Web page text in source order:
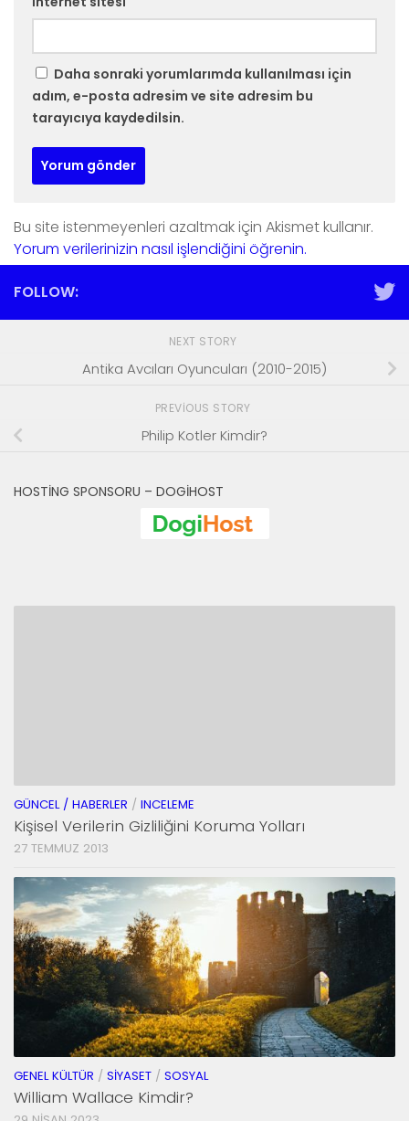
Daha sonraki yorumlarımda kullanılması için
adım, e-posta adresim ve site adresim bu
tarayıcıya kaydedilsin.
Bu site istenmeyenleri azaltmak için Akismet kullanır.
Yorum verilerinizin nasıl işlendiğini öğrenin.
FOLLOW:
NEXT STORY
Antika Avcıları Oyuncuları (2010-2015)
PREVIOUS STORY
Philip Kotler Kimdir?
HOSTING SPONSORU – DOGIHOST
GÜNCEL / HABERLER / INCELEME
Kişisel Verilerin Gizliliğini Koruma Yolları
27 TEMMUZ 2013
GENEL KÜLTÜR / SIYASET / SOSYAL
William Wallace Kimdir?